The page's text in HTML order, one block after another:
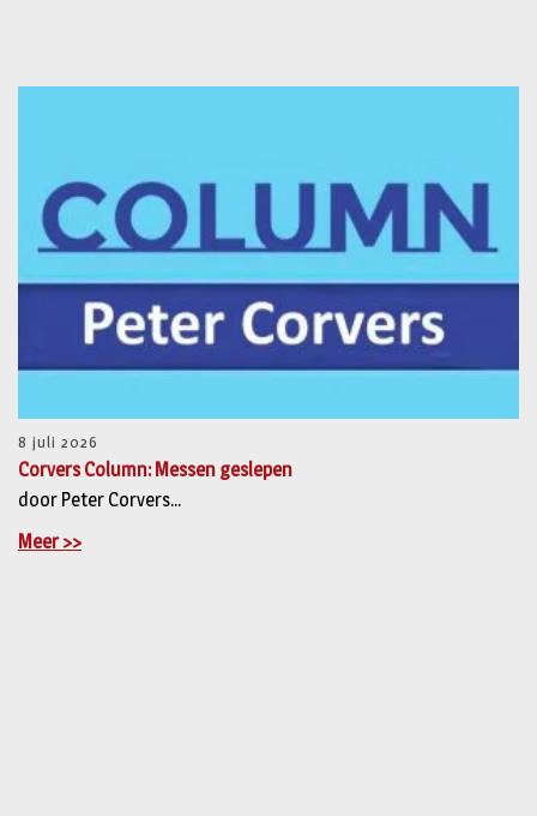
8 juli 2026
Corvers Column: Messen geslepen
door Peter Corvers...
Meer >>